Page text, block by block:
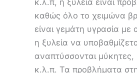
κ.λ.π, η ξυλεία είναι
καθώς όλο το χειμώνα
είναι γεμάτη υγρασία με
η ξυλεία να
αναπτύσσονται μύκητες,
κ.λ.π. Τα προβλήματα